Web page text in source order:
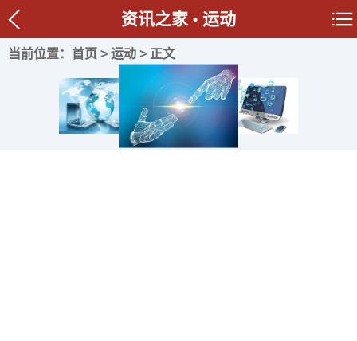
资讯之家 运动
当前位置： 首页 > 运动 > 正文